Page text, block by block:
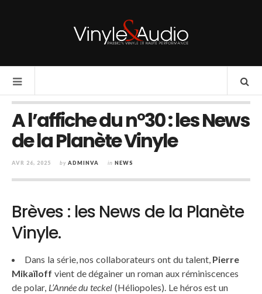
A l’affiche du n°30 : les News
de la Planète Vinyle
AVR 26, 2025 by ADMINVA in NEWS
Brèves : les News de la Planète
Vinyle.
Dans la série, nos collaborateurs ont du talent, Pierre
Mikaïloff vient de dégainer un roman aux réminiscences
de polar, L’Année du teckel (Héliopoles). Le héros est un